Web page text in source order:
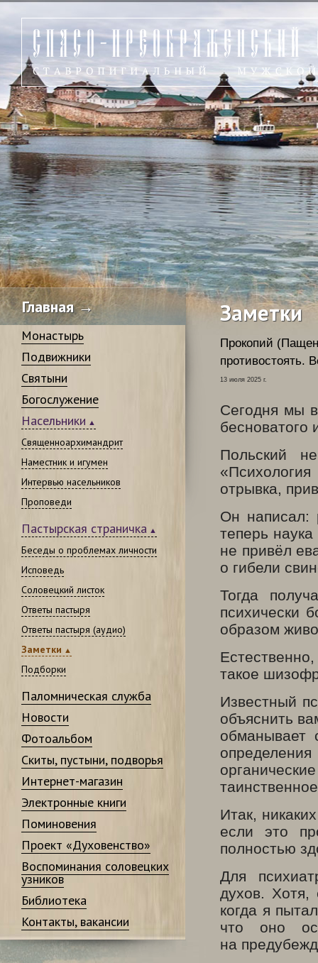
Главная →
Монастырь
Подвижники
Святыни
Богослужение
Насельники
Священноархимандрит
Наместник и игумен
Интервью насельников
Проповеди
Пастырская страничка
Беседы о проблемах личности
Исповедь
Соловецкий листок
Ответы пастыря
Ответы пастыря (аудио)
Заметки
Подборки
Паломническая служба
Новости
Фотоальбом
Скиты, пустыни, подворья
Интернет-магазин
Электронные книги
Поминовения
Проект «Духовенство»
Воспоминания соловецких
узников
Библиотека
Контакты, вакансии
Заметки
Прокопий
противостоять.
13 июля 2025 г.
Сегодня мы
Польский
отрывка,
Он написал:
теперь
не привёл
о гибели
Тогда
психически
образом
такое
Известный
объяснить
обманывает
Итак,
если это
полностью
Для
духов.
когда я
что оно
на